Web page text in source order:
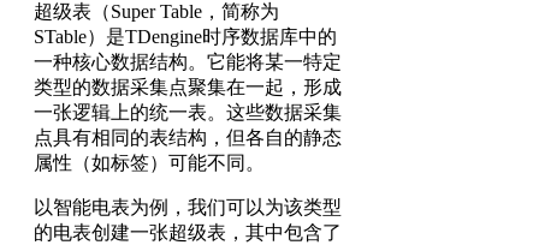
超级表（Super Table，简称为
STable）是TDengine时序数据库中的
一种核心数据结构。它能将某一特定
类型的数据采集点聚集在一起，形成
一张逻辑上的统一表。这些数据采集
点具有相同的表结构，但各自的静态
属性（如标签）可能不同。
以智能电表为例，我们可以为该类型
的电表创建一张超级表，其中包含了